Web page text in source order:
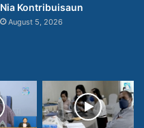
Nia Kontribuisaun
August 5, 2026